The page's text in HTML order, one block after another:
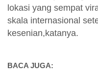
lokasi yang sempat
skala internasional
kesenian,katanya.
BACA JUGA: